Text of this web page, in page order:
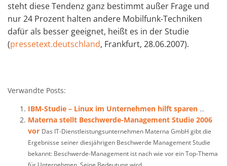
steht diese Tendenz ganz bestimmt außer Frage und
nur 24 Prozent halten andere Mobilfunk-Techniken
dafür als besser geeignet, heißt es in der Studie
(pressetext.deutschland, Frankfurt, 28.06.2007).
Verwandte Posts:
IBM-Studie – Linux im Unternehmen hilft sparen ...
Materna stellt Beschwerde-Management Studie 2006
vor Das IT-Dienstleistungsunternehmen Materna GmbH gibt die
Ergebnisse seiner diesjährigen Beschwerde Management Studie
bekannt: Beschwerde-Management ist nach wie vor ein Top-Thema